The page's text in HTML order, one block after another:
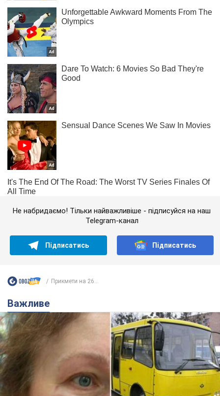
Не набридаємо! Тільки найважливіше - підписуйся на наш
Telegram-канал
Підписатись Підписатись
Прикмети на 26...
Важливе